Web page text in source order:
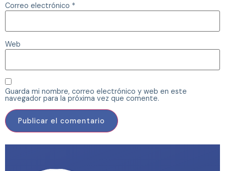
Correo electrónico *
Web
Guarda mi nombre, correo electrónico y web en este
navegador para la próxima vez que comente.